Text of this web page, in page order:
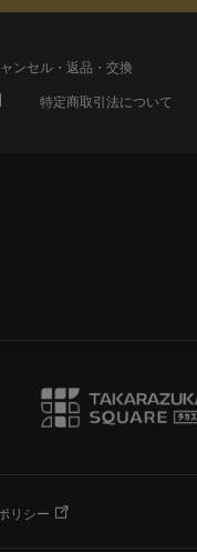
ンセル・返品・交換
特定商取引法について
リシー